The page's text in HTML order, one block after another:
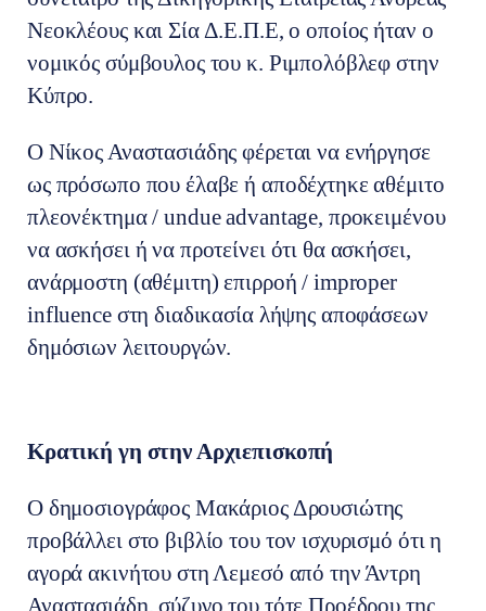
Νεοκλέους και Σία Δ.Ε.Π.Ε, ο οποίος ήταν ο
νομικός σύμβουλος του κ. Ριμπολόβλεφ στην
Κύπρο.
Ο Νίκος Αναστασιάδης φέρεται να ενήργησε
ως πρόσωπο που έλαβε ή αποδέχτηκε αθέμιτο
πλεονέκτημα / undue advantage, προκειμένου
να ασκήσει ή να προτείνει ότι θα ασκήσει,
ανάρμοστη (αθέμιτη) επιρροή / improper
influence στη διαδικασία λήψης αποφάσεων
δημόσιων λειτουργών.
Κρατική γη στην Αρχιεπισκοπή
Ο δημοσιογράφος Μακάριος Δρουσιώτης
προβάλλει στο βιβλίο του τον ισχυρισμό ότι η
αγορά ακινήτου στη Λεμεσό από την Άντρη
Αναστασιάδη, σύζυγο του τότε Προέδρου της